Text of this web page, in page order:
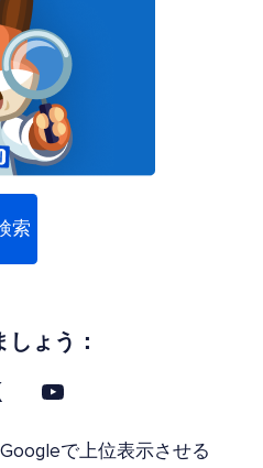
索
ょう：
で上位表示させる